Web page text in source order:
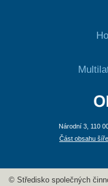
Národní 3, 110
Část obsahu
© Středisko společných